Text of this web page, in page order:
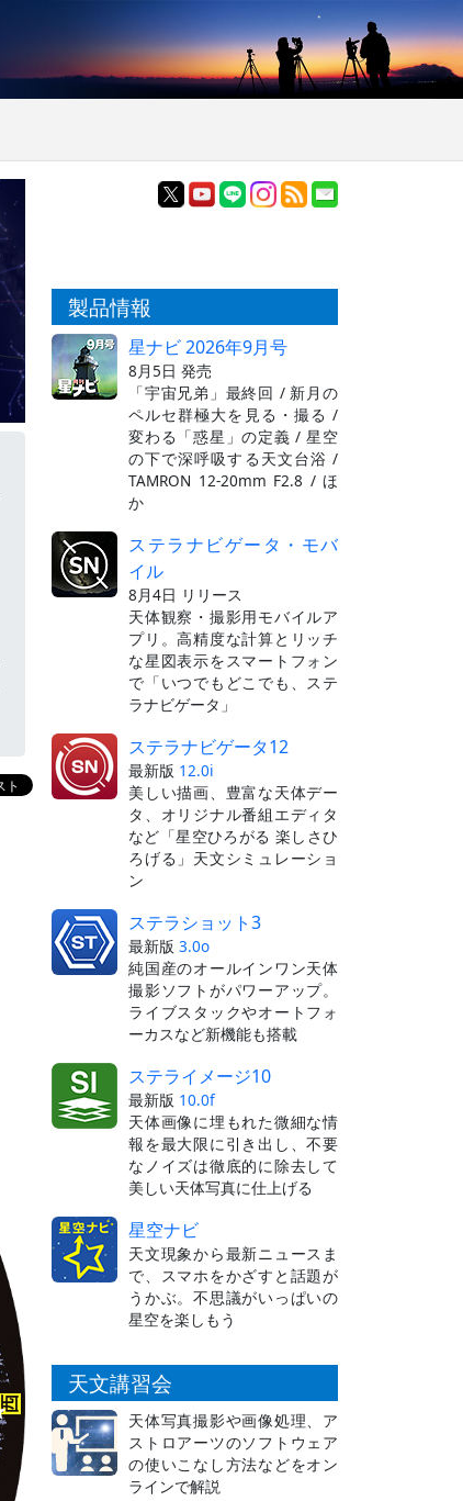
製品情報
星ナビ 2026年9月号
8月5日 発売
「宇宙兄弟」最終回 / 新月の
ペルセ群極大を見る・撮る /
変わる「惑星」の定義 / 星空
の下で深呼吸する天文台浴 /
TAMRON 12-20mm F2.8 / ほ
か
ステラナビゲータ・モバ
イル
8月4日 リリース
天体観察・撮影用モバイルア
プリ。高精度な計算とリッチ
な星図表示をスマートフォン
で「いつでもどこでも、ステ
ラナビゲータ」
ステラナビゲータ12
最新版 12.0i
美しい描画、豊富な天体デー
タ、オリジナル番組エディタ
など「星空ひろがる 楽しさひ
ろげる」天文シミュレーショ
ン
ステラショット3
最新版 3.0o
純国産のオールインワン天体
撮影ソフトがパワーアップ。
ライブスタックやオートフォ
ーカスなど新機能も搭載
ステライメージ10
最新版 10.0f
天体画像に埋もれた微細な情
報を最大限に引き出し、不要
なノイズは徹底的に除去して
美しい天体写真に仕上げる
星空ナビ
天文現象から最新ニュースま
で、スマホをかざすと話題が
うかぶ。不思議がいっぱいの
星空を楽しもう
天文講習会
天体写真撮影や画像処理、ア
ストロアーツのソフトウェア
の使いこなし方法などをオン
ラインで解説